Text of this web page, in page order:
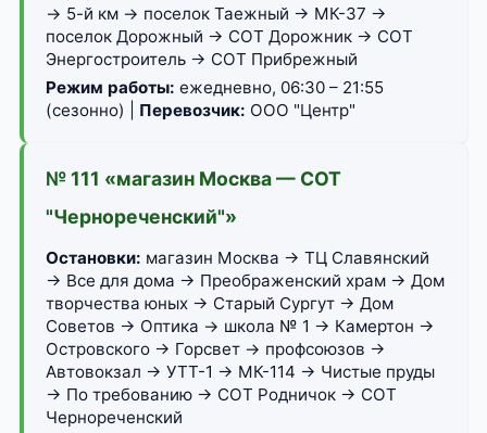
→ 5-й км → поселок Таежный → МК-37 →
поселок Дорожный → СОТ Дорожник → СОТ
Энергостроитель → СОТ Прибрежный
Режим работы: ежедневно, 06:30 – 21:55
(сезонно) | Перевозчик: ООО "Центр"
№ 111 «магазин Москва — СОТ
"Чернореченский"»
Остановки: магазин Москва → ТЦ Славянский
→ Все для дома → Преображенский храм → Дом
творчества юных → Старый Сургут → Дом
Советов → Оптика → школа № 1 → Камертон →
Островского → Горсвет → профсоюзов →
Автовокзал → УТТ-1 → МК-114 → Чистые пруды
→ По требованию → СОТ Родничок → СОТ
Чернореченский